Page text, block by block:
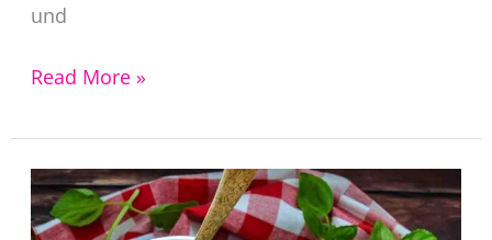
und
Schwäbischer
mit
Käse
Read More »